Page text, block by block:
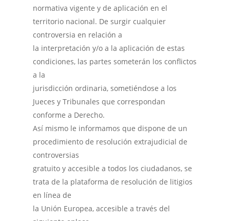
normativa vigente y de aplicación en el
territorio nacional. De surgir cualquier
controversia en relación a
la interpretación y/o a la aplicación de estas
condiciones, las partes someterán los conflictos
a la
jurisdicción ordinaria, sometiéndose a los
Jueces y Tribunales que correspondan
conforme a Derecho.
Así mismo le informamos que dispone de un
procedimiento de resolución extrajudicial de
controversias
gratuito y accesible a todos los ciudadanos, se
trata de la plataforma de resolución de litigios
en línea de
la Unión Europea, accesible a través del